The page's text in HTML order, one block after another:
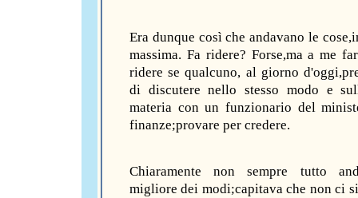
Era dunque così che andavano le
massima. Fa ridere? Forse,ma a me
ridere se qualcuno, al giorno
di discutere nello stesso modo e
materia con un funzionario del
finanze;provare per credere.
Chiaramente non sempre tutto
migliore dei modi;capitava che non ci